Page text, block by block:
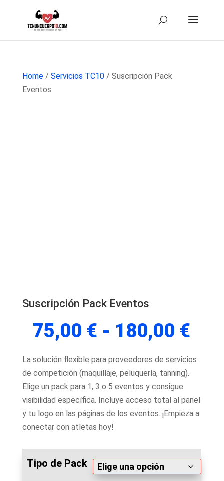
Home/ Servicios TC10/ Suscripción Pack
Eventos
Suscripción Pack Eventos
75,00 € - 180,00 €
La solución flexible para proveedores de servicios
de competición (maquillaje, peluquería, tanning).
Elige un pack para 1, 3 o 5 eventos y consigue
visibilidad específica. Incluye acceso total al panel
y tu logo en las páginas de los eventos. ¡Empieza a
conectar con atletas hoy!
Tipo de Pack